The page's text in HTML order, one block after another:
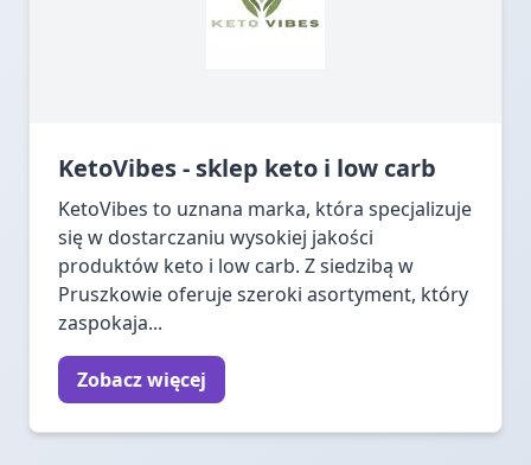
KetoVibes - sklep keto i low carb
KetoVibes to uznana marka, która specjalizuje
się w dostarczaniu wysokiej jakości
produktów keto i low carb. Z siedzibą w
Pruszkowie oferuje szeroki asortyment, który
zaspokaja...
Zobacz więcej